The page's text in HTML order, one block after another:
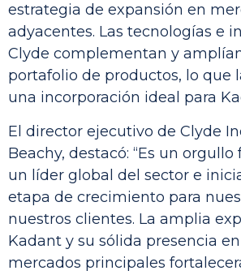
estrategia de expansión en
adyacentes. Las tecnologías e
Clyde complementan y
portafolio de productos, lo que
una incorporación ideal para
El director ejecutivo de Clyde
Beachy, destacó: “Es un
un líder global del sector e
etapa de crecimiento para
nuestros clientes. La amplia
Kadant y su sólida presencia
mercados principales